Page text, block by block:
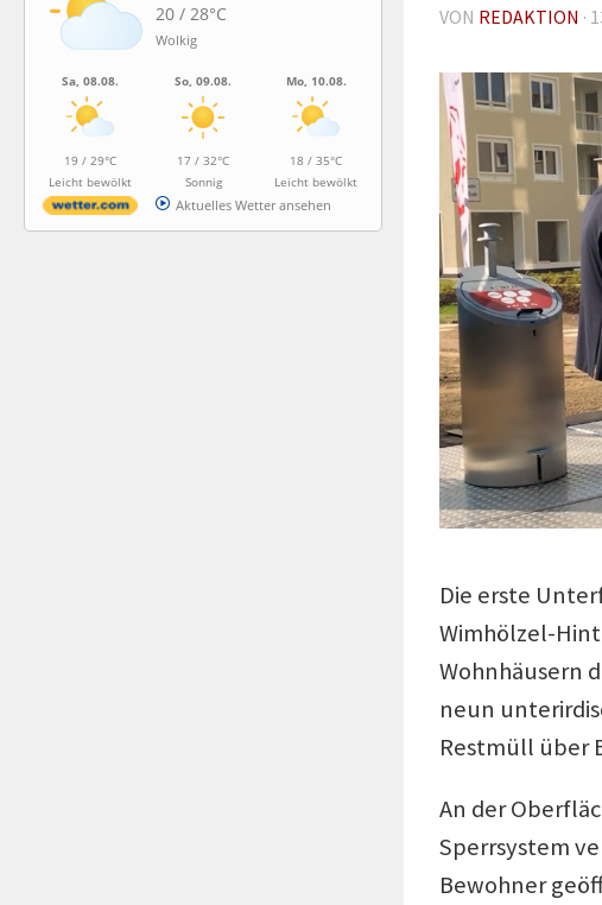
VON REDAKTION ·
Die erste
Wimhölzel-
Wohnhäusern
neun
Restmüll über
An der
Sperrsystem
Bewohner
20 / 28°C
Wolkig
Sa, 08.08.
19 / 29°C
Leicht bewölkt
So, 09.08.
17 / 32°C
Sonnig
Mo, 10.08.
18 / 35°C
Leicht bewölkt
Aktuelles Wetter ansehen